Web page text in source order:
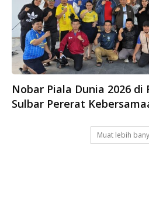
Nobar Piala Dunia 2026 di
Sulbar Pererat
Muat lebih